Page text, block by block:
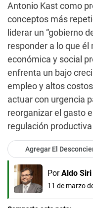
Antonio Kast como
conceptos más
liderar un “gobierno
responder a lo que
económica y social
enfrenta un bajo
empleo y altos
actuar con urgencia
reorganizar el gasto
regulación
Agregar El
Por Aldo
11 de marzo